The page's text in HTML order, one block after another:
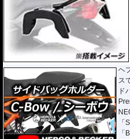
ヘ
ス
ド